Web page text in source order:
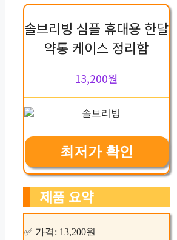
솔브리빙 심플 휴대용 한달
약통 케이스 정리함
13,200원
최저가 확인
제품 요약
✅ 가격: 13,200원